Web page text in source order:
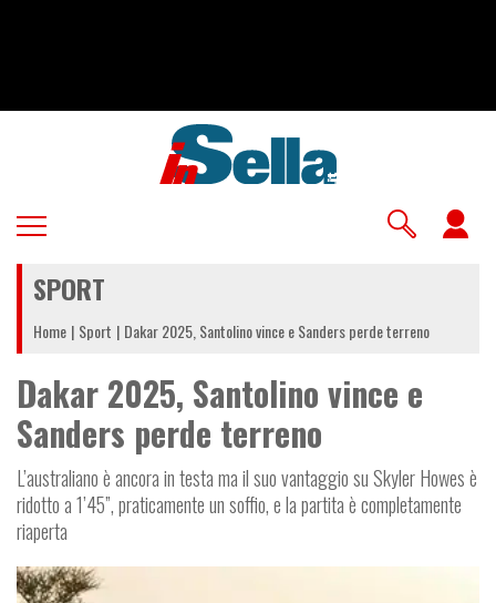
SPORT
Home Sport Dakar 2025, Santolino vince e Sanders perde terreno
Dakar 2025, Santolino vince e
Sanders perde terreno
L’australiano è ancora in testa ma il suo vantaggio su Skyler Howes è
ridotto a 1’45”, praticamente un soffio, e la partita è completamente
riaperta